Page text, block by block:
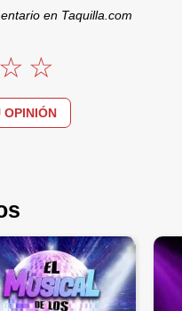
en Taquilla.com
OPINIÓN